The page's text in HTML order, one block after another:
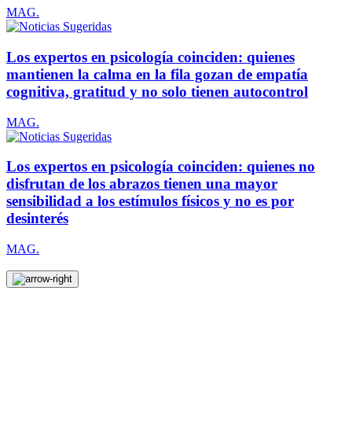
MAG.
Los expertos en psicología coinciden: quienes
mantienen la calma en la fila gozan de empatía
cognitiva, gratitud y no solo tienen autocontrol
MAG.
Los expertos en psicología coinciden: quienes no
disfrutan de los abrazos tienen una mayor
sensibilidad a los estímulos físicos y no es por
desinterés
MAG.